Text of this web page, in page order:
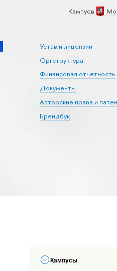
Кампус в
Устав и лицензии
Оргструктура
Финансовая отчетность
Документы
Авторские права и
Брендбук
Кампусы